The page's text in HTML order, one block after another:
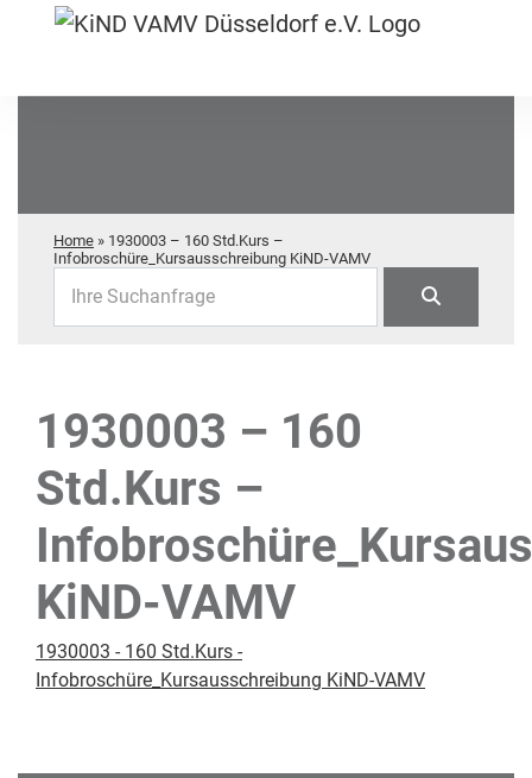
Home » 1930003 – 160 Std.Kurs –
Infobroschüre_Kursausschreibung KiND-VAMV
Ihre Suchanfrage
1930003 – 160
Std.Kurs –
KiND-VAMV
1930003 - 160 Std.Kurs -
Infobroschüre_Kursausschreibung KiND-VAMV